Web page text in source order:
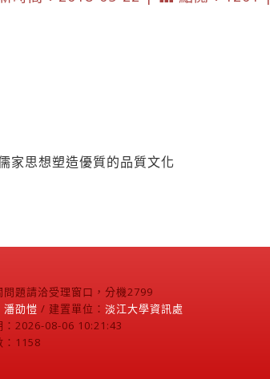
家思想塑造優質的品質文化
問題請洽受理窗口，分機2799
潘劭愷 / 建置單位： 淡江大學資訊處
：2026-08-06 10:21:43
：1158